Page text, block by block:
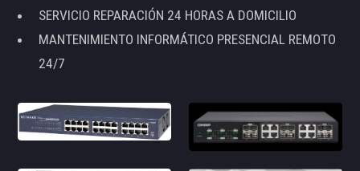
SERVICIO REPARACIÓN 24 HORAS A DOMICILIO
MANTENIMIENTO INFORMÁTICO PRESENCIAL REMOTO
24/7